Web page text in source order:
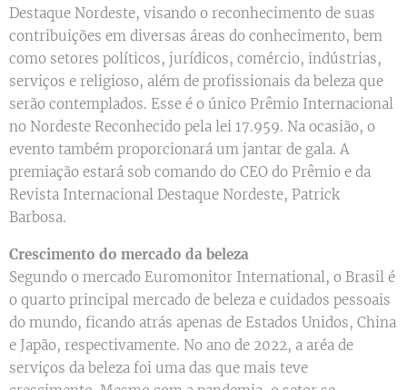
Destaque Nordeste, visando o reconhecimento de suas
contribuições em diversas áreas do conhecimento, bem
como setores políticos, jurídicos, comércio, indústrias,
serviços e religioso, além de profissionais da beleza que
serão contemplados. Esse é o único Prêmio Internacional
no Nordeste Reconhecido pela lei 17.959. Na ocasião, o
evento também proporcionará um jantar de gala. A
premiação estará sob comando do CEO do Prêmio e da
Revista Internacional Destaque Nordeste, Patrick
Barbosa.
Crescimento do mercado da beleza
Segundo o mercado Euromonitor International, o Brasil é
o quarto principal mercado de beleza e cuidados pessoais
do mundo, ficando atrás apenas de Estados Unidos, China
e Japão, respectivamente. No ano de 2022, a aréa de
serviços da beleza foi uma das que mais teve